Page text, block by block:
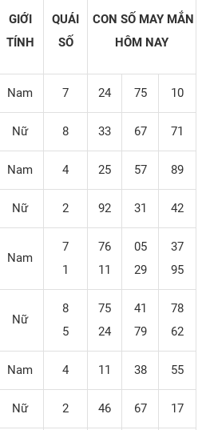
GIỚI
TÍNH
QUÁI
SỐ
CON SỐ MAY MẮN
HÔM NAY
Nam 7 24 75 10
Nữ 8 33 67 71
Nam 4 25 57 89
Nữ 2 92 31 42
Nam
7
1
76
11
05
29
37
95
Nữ
8
5
75
24
41
79
78
62
Nam 4 11 38 55
Nữ 2 46 67 17